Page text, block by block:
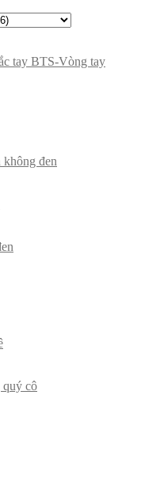
tay BTS-Vòng tay
đen
quý cô